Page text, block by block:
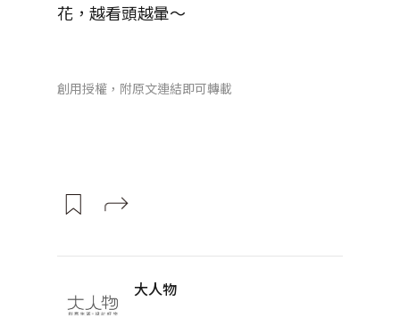
花，越看頭越暈～
創用授權，附原文連結即可轉載
大人物